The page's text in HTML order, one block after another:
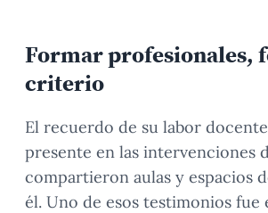
Formar profesionales,
criterio
El recuerdo de su labor
presente en las intervenciones
compartieron aulas y espacios
él. Uno de esos testimonios fue